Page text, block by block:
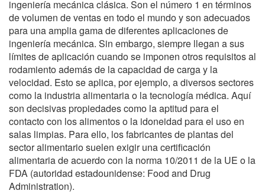
ingeniería mecánica clásica. Son el número 1 en términos
de volumen de ventas en todo el mundo y son adecuados
para una amplia gama de diferentes aplicaciones de
ingeniería mecánica. Sin embargo, siempre llegan a sus
límites de aplicación cuando se imponen otros requisitos al
rodamiento además de la capacidad de carga y la
velocidad. Esto se aplica, por ejemplo, a diversos sectores
como la industria alimentaria o la tecnología médica. Aquí
son decisivas propiedades como la aptitud para el
contacto con los alimentos o la idoneidad para el uso en
salas limpias. Para ello, los fabricantes de plantas del
sector alimentario suelen exigir una certificación
alimentaria de acuerdo con la norma 10/2011 de la UE o la
FDA (autoridad estadounidense: Food and Drug
Administration).